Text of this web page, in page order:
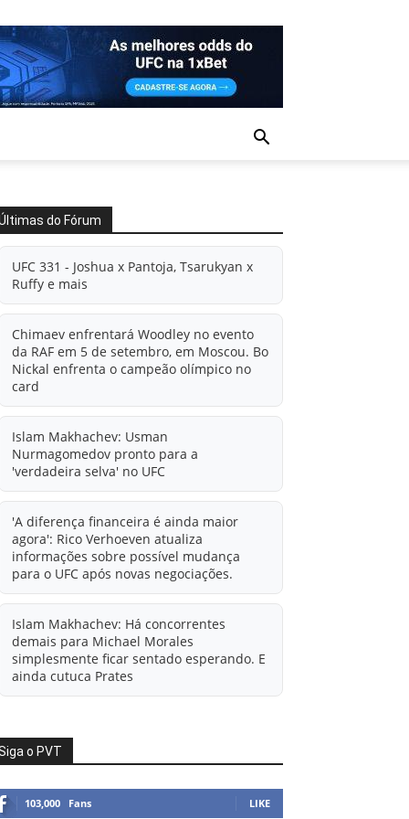
do Fórum
UFC 331 - Joshua x Pantoja, Tsarukyan x
Ruffy e mais
Chimaev enfrentará Woodley no evento
da RAF em 5 de setembro, em Moscou. Bo
Nickal enfrenta o campeão olímpico no
card
Islam Makhachev: Usman
Nurmagomedov pronto para a
'verdadeira selva' no UFC
'A diferença financeira é ainda maior
agora': Rico Verhoeven atualiza
informações sobre possível mudança
para o UFC após novas negociações.
Islam Makhachev: Há concorrentes
demais para Michael Morales
simplesmente ficar sentado esperando. E
ainda cutuca Prates
condição de agente livre de Usman
Nurmagomedov.
Alistair Overeem x Rico Verhoeven em
o PVT
103,000 Fans LIKE